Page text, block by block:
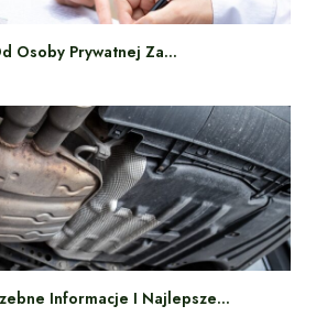
Osoby Prywatnej Za…
Informacje I Najlepsze…